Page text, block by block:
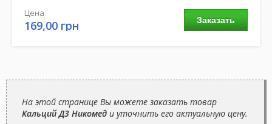
Заказать
Цена
169,00 грн
На этой странице Вы можете заказать товар
Кальций Д3 Никомед и уточнить его актуальную цену.